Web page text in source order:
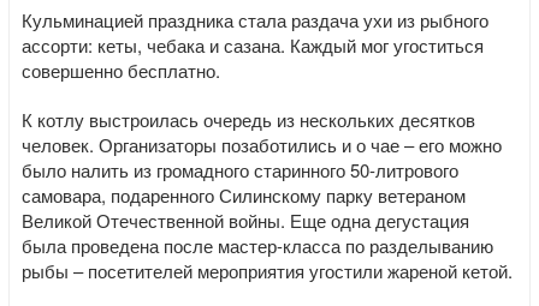
Кульминацией праздника стала раздача ухи из рыбного
ассорти: кеты, чебака и сазана. Каждый мог угоститься
совершенно бесплатно.
К котлу выстроилась очередь из нескольких десятков
человек. Организаторы позаботились и о чае – его можно
было налить из громадного старинного 50-литрового
самовара, подаренного Силинскому парку ветераном
Великой Отечественной войны. Еще одна дегустация
была проведена после мастер-класса по разделыванию
рыбы – посетителей мероприятия угостили жареной кетой.